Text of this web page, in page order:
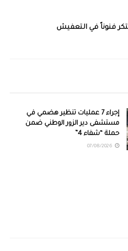
فنوناً في التعفيش
إجراء 7 عمليات تنظير هضمي في
مستشفى دير الزور الوطني ضمن
حملة “شفاء 4”